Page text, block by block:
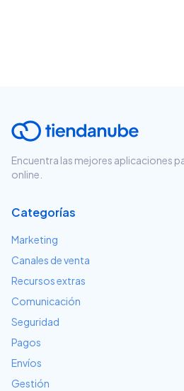
Encuentra las mejores aplicaciones
online.
Categorías
Marketing
Canales de venta
Recursos extras
Comunicación
Seguridad
Pagos
Envíos
Gestión